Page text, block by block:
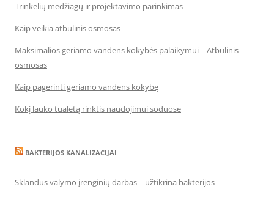
Trinkelių medžiagų ir projektavimo parinkimas
Kaip veikia atbulinis osmosas
Maksimalios geriamo vandens kokybės palaikymui – Atbulinis
osmosas
Kaip pagerinti geriamo vandens kokybę
Kokį lauko tualetą rinktis naudojimui soduose
BAKTERIJOS KANALIZACIJAI
Sklandus valymo įrenginių darbas – užtikrina bakterijos